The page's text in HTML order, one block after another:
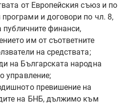
от Европейския съюз и по
и договори по чл. 8,
публичните финанси,
им от съответните
на средствата;
на Българската народна
управление;
превишение на
на БНБ, дължимо към